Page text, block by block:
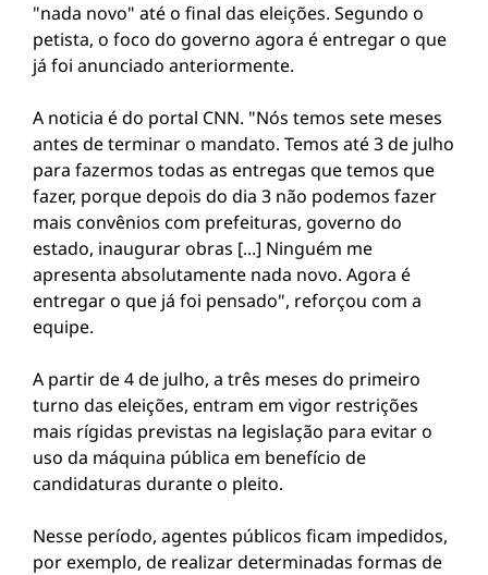
"nada novo" até o final das eleições. Segundo o
petista, o foco do governo agora é entregar o que
já foi anunciado anteriormente.
A noticia é do portal CNN. "Nós temos sete meses
antes de terminar o mandato. Temos até 3 de julho
para fazermos todas as entregas que temos que
fazer, porque depois do dia 3 não podemos fazer
mais convênios com prefeituras, governo do
estado, inaugurar obras [...] Ninguém me
apresenta absolutamente nada novo. Agora é
entregar o que já foi pensado", reforçou com a
equipe.
A partir de 4 de julho, a três meses do primeiro
turno das eleições, entram em vigor restrições
mais rígidas previstas na legislação para evitar o
uso da máquina pública em benefício de
candidaturas durante o pleito.
Nesse período, agentes públicos ficam impedidos,
por exemplo, de realizar determinadas formas de